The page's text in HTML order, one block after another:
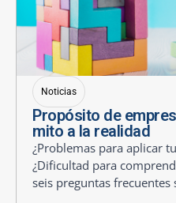
Noticias
Propósito de
mito a la realidad
¿Problemas para aplicar
¿Dificultad para
seis preguntas frecuentes